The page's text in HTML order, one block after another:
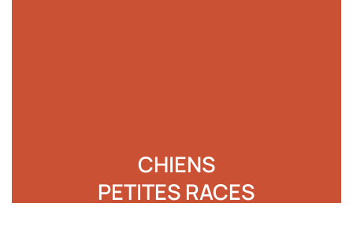
CHIENS
PETITES RACES